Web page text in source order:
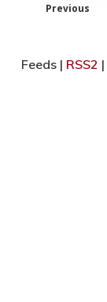
Previous
Feeds | RSS2 |